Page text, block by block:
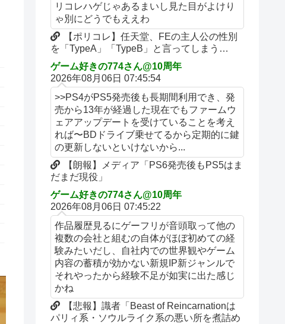
リコレハゲじゃあるまいし見た目がよけり
ゃ別にどうでもええわ
【ポリコレ】任天堂、FEの主人公の性別
を「TypeA」「TypeB」と言ってしまう…
ゲーム好きの774さん@10周年
2026年08月06日 07:45:54
>>PS4がPS5発売後も長期間利用でき、発
売から13年が経過した現在でもファームウ
ェアアップデートを受けていることを考え
れば〜BDドライブ乗せてるから定期的に鍵
の更新しないといけないから...
【朗報】メディア「PS6発売後もPS5はま
だまだ現役」
ゲーム好きの774さん@10周年
2026年08月06日 07:45:22
作品履歴見るにゲーフリが音頭取って他の
複数の会社と組むの自体がほぼ初めての経
験みたいだし、自社内での世界観やゲーム
内容の蓄積が効かない新規IP新ジャンルで
それやったから経験不足が如実に出た感じ
かね
【悲報】識者「Beast of Reincarnationは
パリィ系・ソウルライク系の悪い所を煮詰め